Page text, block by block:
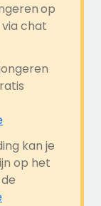
op
chat
kan je
op het